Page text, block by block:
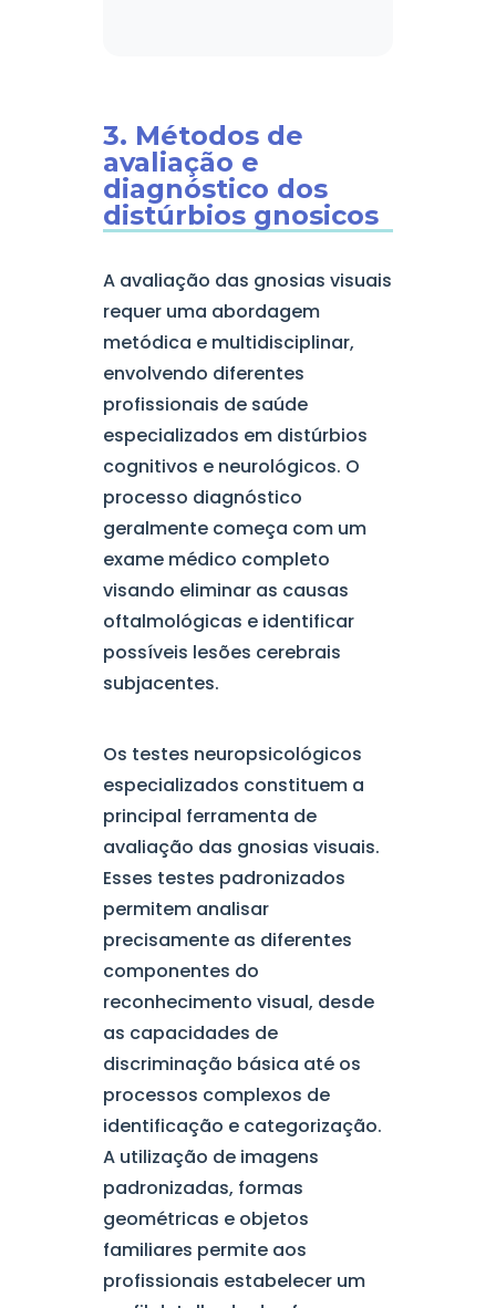
3. Métodos de
avaliação e
diagnóstico dos
distúrbios gnosicos
A avaliação das gnosias visuais
requer uma abordagem
metódica e multidisciplinar,
envolvendo diferentes
profissionais de saúde
especializados em distúrbios
cognitivos e neurológicos. O
processo diagnóstico
geralmente começa com um
exame médico completo
visando eliminar as causas
oftalmológicas e identificar
possíveis lesões cerebrais
subjacentes.
Os testes neuropsicológicos
especializados constituem a
principal ferramenta de
avaliação das gnosias visuais.
Esses testes padronizados
permitem analisar
precisamente as diferentes
componentes do
reconhecimento visual, desde
as capacidades de
discriminação básica até os
processos complexos de
identificação e categorização.
A utilização de imagens
padronizadas, formas
geométricas e objetos
familiares permite aos
profissionais estabelecer um